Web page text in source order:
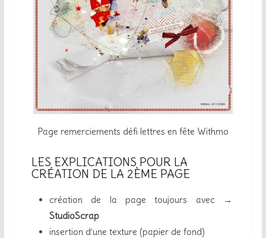
Page remerciements défi lettres en fête Withmo
LES EXPLICATIONS POUR LA
CRÉATION DE LA 2ÈME PAGE
création de la page toujours avec →
StudioScrap
insertion d’une texture (papier de fond)